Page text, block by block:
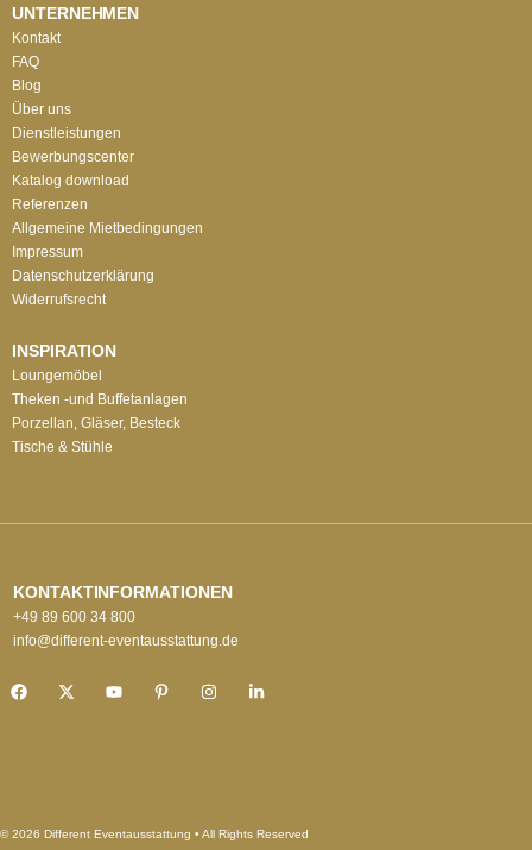
UNTERNEHMEN
Kontakt
FAQ
Blog
Über uns
Dienstleistungen
Bewerbungscenter
Katalog download
Referenzen
Allgemeine Mietbedingungen
Impressum
Datenschutzerklärung
Widerrufsrecht
INSPIRATION
Loungemöbel
Theken -und Buffetanlagen
Porzellan, Gläser, Besteck
Tische & Stühle
KONTAKTINFORMATIONEN
+49 89 600 34 800
info@different-eventausstattung.de
© 2026 Different Eventausstattung • All Rights Reserved